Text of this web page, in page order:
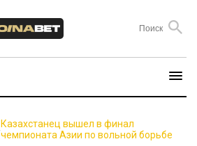
Казахстанец вышел в финал
чемпионата Азии по вольной борьбе